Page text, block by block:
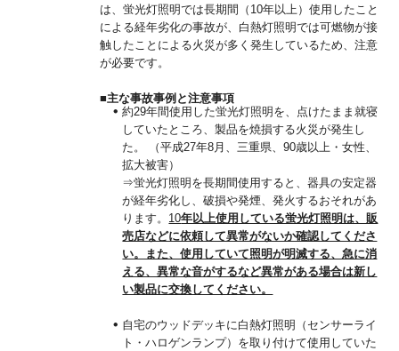
は、蛍光灯照明では長期間（10年以上）使用したこと
による経年劣化の事故が、白熱灯照明では可燃物が接
触したことによる火災が多く発生しているため、注意
が必要です。
■主な事故事例と注意事項
約29年間使用した蛍光灯照明を、点けたまま就寝
していたところ、製品を焼損する火災が発生し
た。 （平成27年8月、三重県、90歳以上・女性、
拡大被害）
⇒蛍光灯照明を長期間使用すると、器具の安定器
が経年劣化し、破損や発煙、発火するおそれがあ
ります。 10年以上使用している蛍光灯照明は、販
売店などに依頼して異常がないか確認してくださ
い。また、使用していて照明が明滅する、急に消
える、異常な音がするなど異常がある場合は新し
い製品に交換してください。
自宅のウッドデッキに白熱灯照明（センサーライ
ト・ハロゲンランプ）を取り付けて使用していた